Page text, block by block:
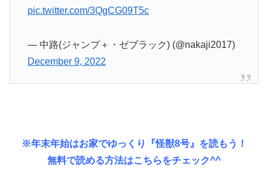
pic.twitter.com/3QgCG09T5c
— 中路(ジャンプ＋・ゼブラック) (@nakaji2017)
December 9, 2022
※年末年始はお家でゆっくり『怪獣8号』を読もう！
無料で読める方法はこちらをチェック^^